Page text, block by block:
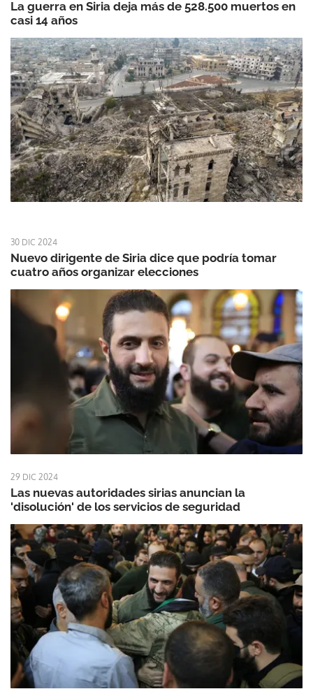
La guerra en Siria deja más de 528.500 muertos en
casi 14 años
30 DIC 2024
Nuevo dirigente de Siria dice que podría tomar
cuatro años organizar elecciones
29 DIC 2024
Las nuevas autoridades sirias anuncian la
'disolución' de los servicios de seguridad